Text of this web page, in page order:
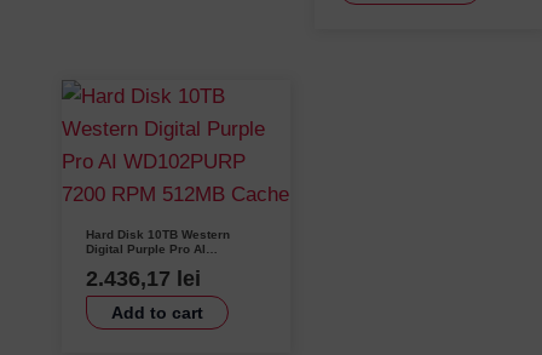
Hard Disk 10TB Western
Digital Purple Pro AI
512MB Cache
2.436,17 lei
Add to cart